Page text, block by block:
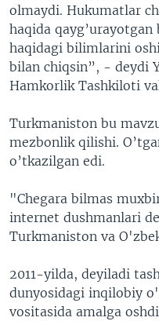
olmaydi. Hukumatlar
haqida
haqidagi bilimlarini
bilan chiqsin”, - deydi
Hamkorlik Tashkiloti
Turkmaniston bu
mezbonlik qilishi.
o’tkazilgan edi.
"Chegara bilmas
internet dushmanlari
Turkmaniston va
2011-yilda, deyiladi
dunyosidagi inqilobiy
vositasida amalga